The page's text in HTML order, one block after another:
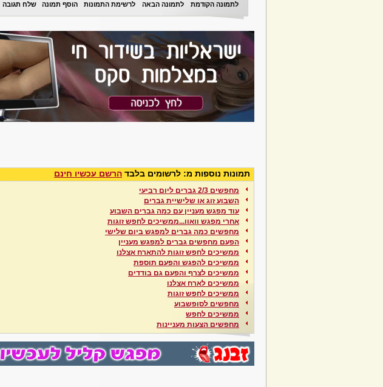
לתמונה הקודמת לתמונה הבאה לרשימת התמונות הוסף תמונה שלח תגובה
תמונות נוספות מ: לרשומים בלבד הרשם עכשיו חינם
מחפשים 2/3 גברים ליום רביעי
השבוע זוג או שלישיית גברים
עוד מפגש מעניין עם כמה גברים השבוע
אחרי מפגש וואוו...ממשיכים לחפש זוגות
מחפשים כמה גברים למפגש ביום שלישי
הפעם מחפשים גברים למפגש מעניין
ממשיכים לחפש זוגות להתארח אצלנו
ממשיכים להפגש והפעם תוספת
ממשיכים לצרף והפעם גם בודדים
ממשיכים לארח אצלנו
ממשיכים לחפש זוגות
מחפשים לסופשבוע
ממשיכים לחפש
מחפשים הצעות מעניינות